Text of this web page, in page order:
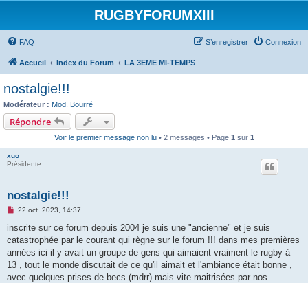
RUGBYFORUMXIII
FAQ Connexion
S’enregistrer
Accueil Index du Forum LA 3EME MI-TEMPS
nostalgie!!!
Modérateur : Mod. Bourré
Répondre
Voir le premier message non lu• 2 messages • Page 1 sur 1
xuo
Présidente
nostalgie!!!
M
s
a
g
n
o
22 oct. 2023, 14:37
inscrite sur ce forum depuis 2004 je suis une "ancienne" et je suis
catastrophée par le courant qui règne sur le forum !!! dans mes premières
années ici il y avait un groupe de gens qui aimaient vraiment le rugby à
13 , tout le monde discutait de ce qu'il aimait et l'ambiance était bonne ,
avec quelques prises de becs (mdrr) mais vite maitrisées par nos